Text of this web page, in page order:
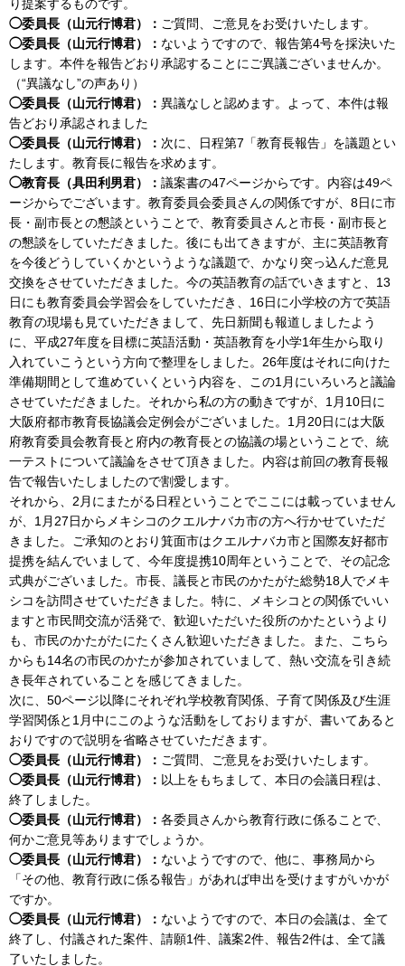
り提案するものです。
◯委員長（山元行博君）： ご質問、ご意見をお受けいたします。
◯委員長（山元行博君）： ないようですので、報告第4号を採決いた
します。本件を報告どおり承認することにご異議ございませんか。
（“異議なし”の声あり）
◯委員長（山元行博君）： 異議なしと認めます。よって、本件は報
告どおり承認されました
◯委員長（山元行博君）： 次に、日程第7「教育長報告」を議題とい
たします。教育長に報告を求めます。
◯教育長（具田利男君）： 議案書の47ページからです。内容は49ペ
ージからでございます。教育委員会委員さんの関係ですが、8日に市
長・副市長との懇談ということで、教育委員さんと市長・副市長と
の懇談をしていただきました。後にも出てきますが、主に英語教育
を今後どうしていくかというような議題で、かなり突っ込んだ意見
交換をさせていただきました。今の英語教育の話でいきますと、13
日にも教育委員会学習会をしていただき、16日に小学校の方で英語
教育の現場も見ていただきまして、先日新聞も報道しましたよう
に、平成27年度を目標に英語活動・英語教育を小学1年生から取り
入れていこうという方向で整理をしました。26年度はそれに向けた
準備期間として進めていくという内容を、この1月にいろいろと議論
させていただきました。それから私の方の動きですが、1月10日に
大阪府都市教育長協議会定例会がございました。1月20日には大阪
府教育委員会教育長と府内の教育長との協議の場ということで、統
一テストについて議論をさせて頂きました。内容は前回の教育長報
告で報告いたしましたので割愛します。
それから、2月にまたがる日程ということでここには載っていません
が、1月27日からメキシコのクエルナバカ市の方へ行かせていただ
きました。ご承知のとおり箕面市はクエルナバカ市と国際友好都市
提携を結んでいまして、今年度提携10周年ということで、その記念
式典がございました。市長、議長と市民のかたがた総勢18人でメキ
シコを訪問させていただきました。特に、メキシコとの関係でいい
ますと市民間交流が活発で、歓迎いただいた役所のかたというより
も、市民のかたがたにたくさん歓迎いただきました。また、こちら
からも14名の市民のかたが参加されていまして、熱い交流を引き続
き長年されていることを感じてきました。
次に、50ページ以降にそれぞれ学校教育関係、子育て関係及び生涯
学習関係と1月中にこのような活動をしておりますが、書いてあると
おりですので説明を省略させていただきます。
◯委員長（山元行博君）： ご質問、ご意見をお受けいたします。
◯委員長（山元行博君）： 以上をもちまして、本日の会議日程は、
終了しました。
◯委員長（山元行博君）： 各委員さんから教育行政に係ることで、
何かご意見等ありますでしょうか。
◯委員長（山元行博君）： ないようですので、他に、事務局から
「その他、教育行政に係る報告」があれば申出を受けますがいかが
ですか。
◯委員長（山元行博君）： ないようですので、本日の会議は、全て
終了し、付議された案件、請願1件、議案2件、報告2件は、全て議
了いたしました。